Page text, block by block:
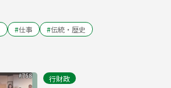
#仕事 #伝統・歴史
行財政